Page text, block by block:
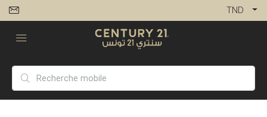
TND